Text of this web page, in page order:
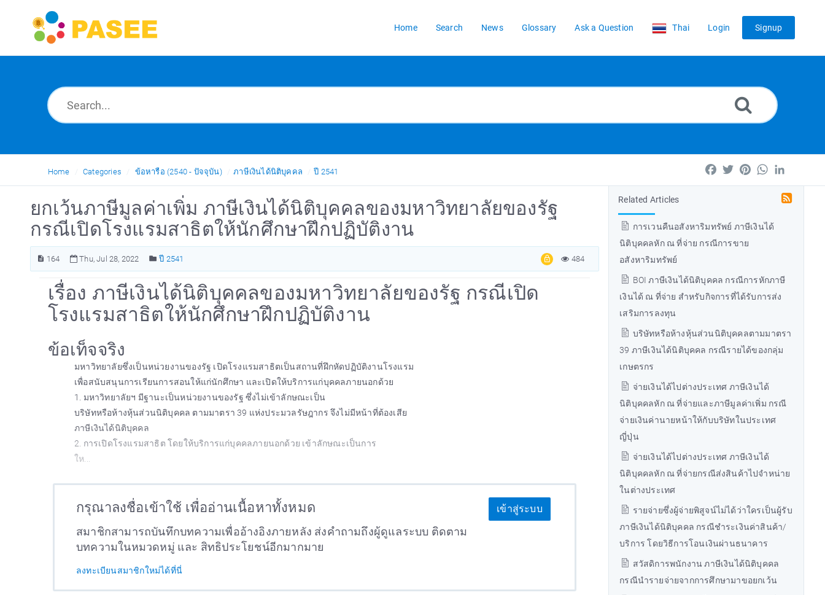
Home Search News Glossary Ask a Question Thai Login Signup
Home Categories ข้อหารือ (2540 - ปัจจุบัน) ภาษีเงินได้นิติบุคคล ปี 2541 Facebook
TwitterPinterestWhatsApp
Related Articles
การเวนคืนอสังหาริมทรัพย์ ภาษีเงินได้
นิติบุคคลหัก ณ ที่จ่าย กรณีการขาย
อสังหาริมทรัพย์
BOI ภาษีเงินได้นิติบุคคล กรณีการหักภาษี
เงินได้ ณ ที่จ่าย สำหรับกิจการที่ได้รับการส่ง
เสริมการลงทุน
บริษัทหรือห้างหุ้นส่วนนิติบุคคลตามมาตรา
39 ภาษีเงินได้นิติบุคคล กรณีรายได้ของกลุ่ม
เกษตรกร
จ่ายเงินได้ไปต่างประเทศ ภาษีเงินได้
นิติบุคคลหัก ณ ที่จ่ายและภาษีมูลค่าเพิ่ม กรณี
จ่ายเงินค่านายหน้าให้กับบริษัทในประเทศ
ญี่ปุ่น
จ่ายเงินได้ไปต่างประเทศ ภาษีเงินได้
นิติบุคคลหัก ณ ที่จ่ายกรณีส่งสินค้าไปจำหน่าย
ในต่างประเทศ
รายจ่ายซึ่งผู้จ่ายพิสูจน์ไม่ได้ว่าใครเป็นผู้รับ
ภาษีเงินได้นิติบุคคล กรณีชำระเงินค่าสินค้า/
บริการ โดยวิธีการโอนเงินผ่านธนาคาร
สวัสดิการพนักงาน ภาษีเงินได้นิติบุคคล
กรณีนำรายจ่ายจากการศึกษามาขอยกเว้น
ยกเว้นภาษีมูลค่าเพิ่ม ภาษีเงินได้นิติบุคคลของมหาวิทยาลัยของรัฐ
กรณีเปิดโรงแรมสาธิตให้นักศึกษาฝึกปฏิบัติงาน
164 Thu, Jul 28, 2022 ปี 2541 484
เรื่อง ภาษีเงินได้นิติบุคคลของมหาวิทยาลัยของรัฐ กรณีเปิด
โรงแรมสาธิตให้นักศึกษาฝึกปฏิบัติงาน
ข้อเท็จจริง
มหาวิทยาลัยซึ่งเป็นหน่วยงานของรัฐ เปิดโรงแรมสาธิตเป็นสถานที่ฝึกหัดปฏิบัติงานโรงแรม
เพื่อสนับสนุนการเรียนการสอนให้แก่นักศึกษา และเปิดให้บริการแก่บุคคลภายนอกด้วย
1. มหาวิทยาลัยฯ มีฐานะเป็นหน่วยงานของรัฐ ซึ่งไม่เข้าลักษณะเป็น
บริษัทหรือห้างหุ้นส่วนนิติบุคคล ตามมาตรา 39 แห่งประมวลรัษฎากร จึงไม่มีหน้าที่ต้องเสีย
ภาษีเงินได้นิติบุคคล
2. การเปิดโรงแรมสาธิต โดยให้บริการแก่บุคคลภายนอกด้วย เข้าลักษณะเป็นการ
ให...
กรุณาลงชื่อเข้าใช้ เพื่ออ่านเนื้อหาทั้งหมด
สมาชิกสามารถบันทึกบทความเพื่ออ้างอิงภายหลัง ส่งคำถามถึงผู้ดูแลระบบ ติดตาม
บทความในหมวดหมู่ และ สิทธิประโยชน์อีกมากมาย
ลงทะเบียนสมาชิกใหม่ได้ที่นี่
เข้าสู่ระบบ